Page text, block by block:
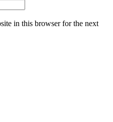
in this browser for the next